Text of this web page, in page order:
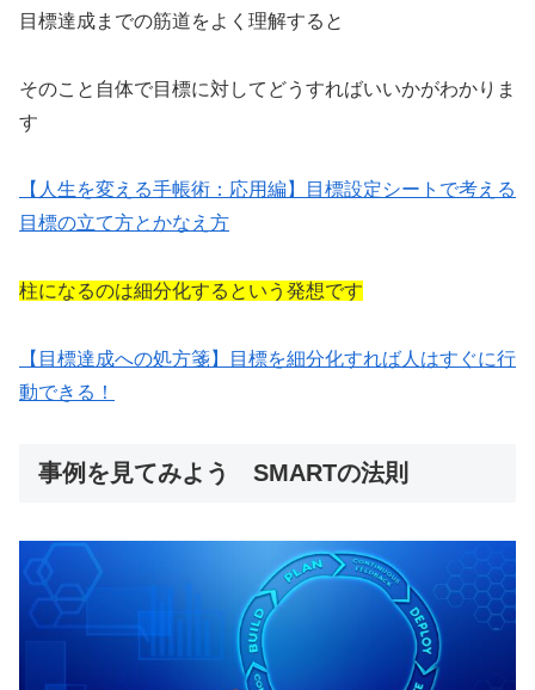
目標達成までの筋道をよく理解すると
そのこと自体で目標に対してどうすればいいかがわかりま
す
【人生を変える手帳術：応用編】目標設定シートで考える
目標の立て方とかなえ方
柱になるのは細分化するという発想です
【目標達成への処方箋】目標を細分化すれば人はすぐに行
動できる！
事例を見てみよう SMARTの法則